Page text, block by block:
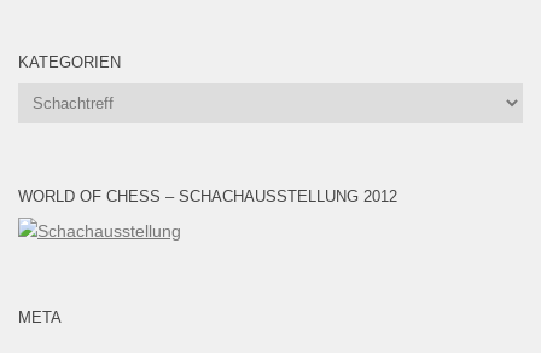
KATEGORIEN
Kategorien
WORLD OF CHESS – SCHACHAUSSTELLUNG 2012
META